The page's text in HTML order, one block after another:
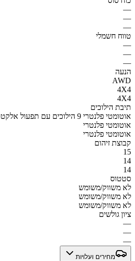
—
—
—
טווח חשמלי
—
—
—
הנעה
AWD
4X4
4X4
תיבת הילוכים
אוטומטי פלנטרי 9 הילוכים עם תפעול אלקטרוני
אוטומטי פלנטרי
אוטומטי פלנטרי
קבוצת זיהום
15
14
14
סטטוס
לא משווק/משומש
לא משווק/משומש
לא משווק/משומש
ציון גולשים
—
—
—
מחירים ועלויות